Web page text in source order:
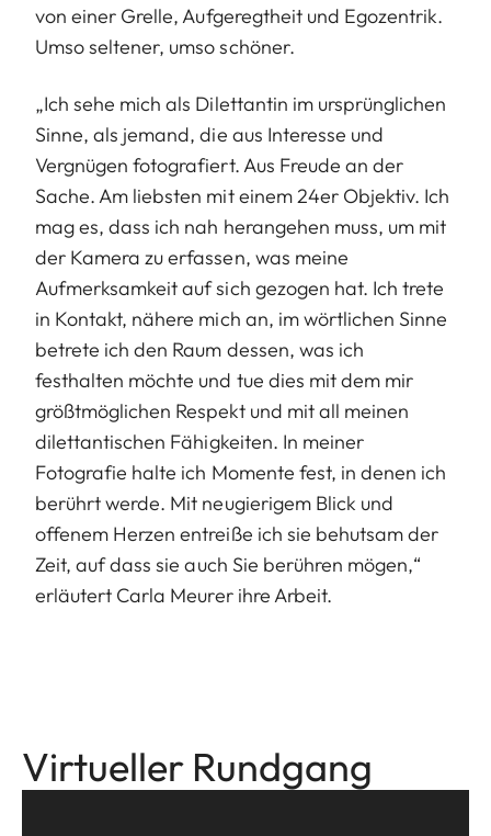
von einer Grelle, Aufgeregtheit und Egozentrik.
Umso seltener, umso schöner.
„Ich sehe mich als Dilettantin im ursprünglichen
Sinne, als jemand, die aus Interesse und
Vergnügen fotografiert. Aus Freude an der
Sache. Am liebsten mit einem 24er Objektiv. Ich
mag es, dass ich nah herangehen muss, um mit
der Kamera zu erfassen, was meine
Aufmerksamkeit auf sich gezogen hat. Ich trete
in Kontakt, nähere mich an, im wörtlichen Sinne
betrete ich den Raum dessen, was ich
festhalten möchte und tue dies mit dem mir
größtmöglichen Respekt und mit all meinen
dilettantischen Fähigkeiten. In meiner
Fotografie halte ich Momente fest, in denen ich
berührt werde. Mit neugierigem Blick und
offenem Herzen entreiße ich sie behutsam der
Zeit, auf dass sie auch Sie berühren mögen,“
erläutert Carla Meurer ihre Arbeit.
Virtueller Rundgang